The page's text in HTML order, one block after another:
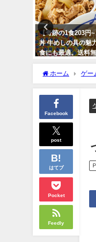
【奇跡の1食203円
丼 牛めしの具の魅
食にも最適。送料
娘にも好評
2024年2月16日
ホーム ゲー
Facebook
post
はてブ
Pocket
Feedly